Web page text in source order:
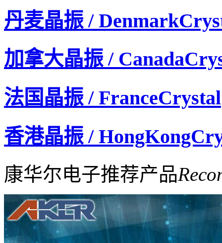
丹麦晶振 /
加拿大晶振 /
法国晶振 / FranceCrystal
香港晶振 /
康华尔电子推荐产品